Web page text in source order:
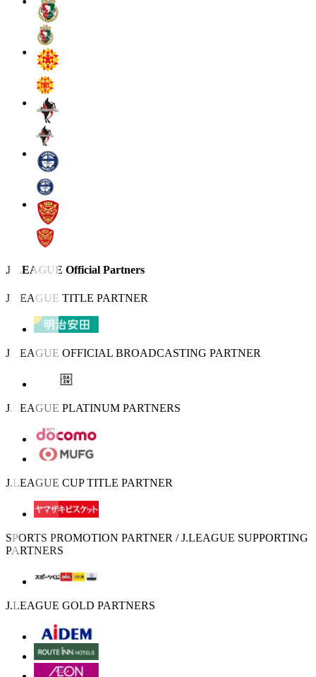
J.LEAGUE Official Partners
J.LEAGUE TITLE PARTNER
J.LEAGUE OFFICIAL BROADCASTING PARTNER
J.LEAGUE PLATINUM PARTNERS
J.LEAGUE CUP TITLE PARTNER
SPORTS PROMOTION PARTNER / J.LEAGUE SUPPORTING
PARTNERS
J.LEAGUE GOLD PARTNERS